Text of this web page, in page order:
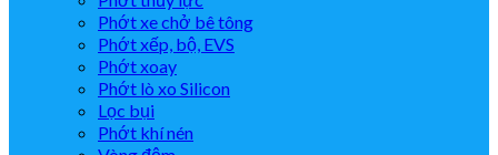
Phớt xe chở bê tông
Phớt xếp, bộ, EVS
Phớt xoay
Phớt lò xo Silicon
Lọc bụi
Phớt khí nén